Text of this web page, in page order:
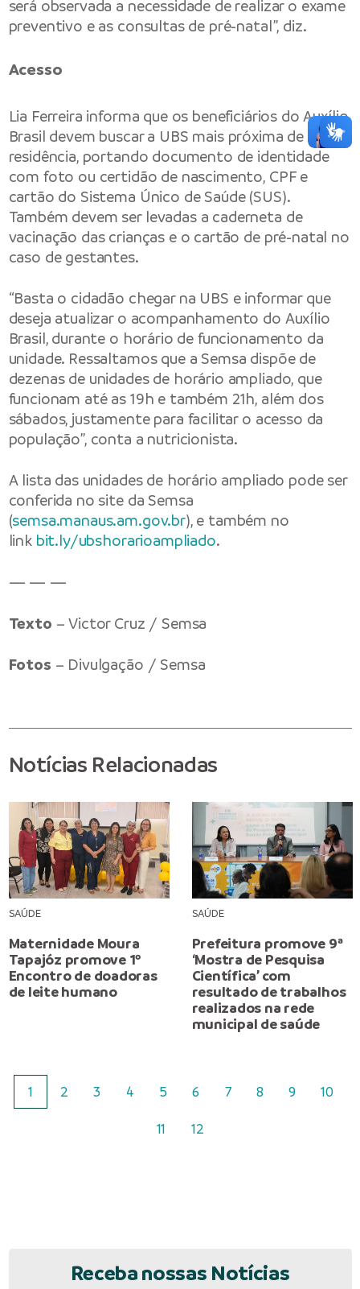
será observada a necessidade de realizar o exame
preventivo e as consultas de pré-natal”, diz.
Acesso
Lia Ferreira informa que os beneficiários do Auxílio
Brasil devem buscar a UBS mais próxima de sua
residência, portando documento de identidade
com foto ou certidão de nascimento, CPF e
cartão do Sistema Único de Saúde (SUS).
Também devem ser levadas a caderneta de
vacinação das crianças e o cartão de pré-natal no
caso de gestantes.
“Basta o cidadão chegar na UBS e informar que
deseja atualizar o acompanhamento do Auxílio
Brasil, durante o horário de funcionamento da
unidade. Ressaltamos que a Semsa dispõe de
dezenas de unidades de horário ampliado, que
funcionam até as 19h e também 21h, além dos
sábados, justamente para facilitar o acesso da
população”, conta a nutricionista.
A lista das unidades de horário ampliado pode ser
conferida no site da Semsa
(semsa.manaus.am.gov.br), e também no
link bit.ly/ubshorarioampliado.
— — —
Texto – Victor Cruz / Semsa
Fotos – Divulgação / Semsa
Notícias Relacionadas
SAÚDE
Maternidade Moura
Tapajóz promove 1º
Encontro de doadoras
de leite humano
SAÚDE
Prefeitura promove 9ª
‘Mostra de Pesquisa
Científica’ com
resultado de trabalhos
realizados na rede
municipal de saúde
1 2 3 4 5 6 7 8 9 10
11 12
Receba nossas Notícias